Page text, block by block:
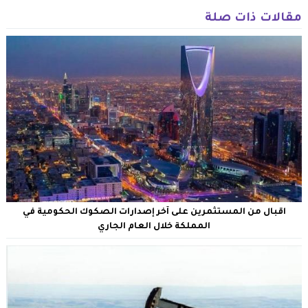
مقالات ذات صلة
اقبال من المستثمرين على آخر إصدارات الصكوك الحكومية في
المملكة خلال العام الجاري